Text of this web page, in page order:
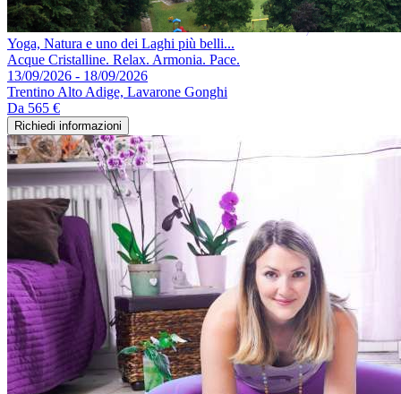
Yoga, Natura e uno dei Laghi più belli...
Acque Cristalline. Relax. Armonia. Pace.
13/09/2026 - 18/09/2026
Trentino Alto Adige, Lavarone Gonghi
Da 565 €
Richiedi informazioni